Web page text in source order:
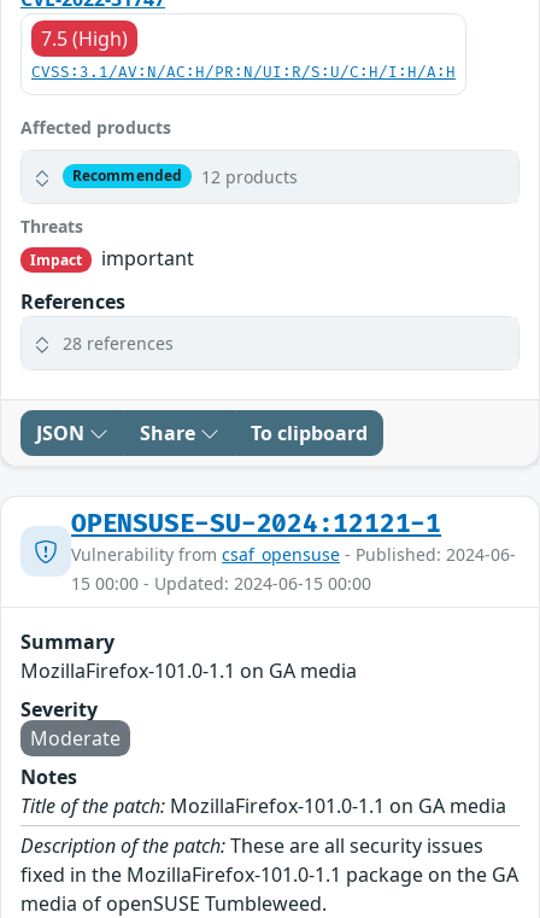
7.5 (High)
CVSS:3.1/AV:N/AC:H/PR:N/UI:R/S:U/C:H/I:H/A:H
Affected products
Recommended 12 products
Threats
Impact
important
References
28 references
JSON Share To clipboard
OPENSUSE-SU-2024:12121-1
Vulnerability from csaf_opensuse - Published: 2024-06-
15 00:00 - Updated: 2024-06-15 00:00
Summary
MozillaFirefox-101.0-1.1 on GA media
Severity
Moderate
Notes
Title of the patch: MozillaFirefox-101.0-1.1 on GA media
Description of the patch:These are all security issues
fixed in the MozillaFirefox-101.0-1.1 package on the GA
media of openSUSE Tumbleweed.